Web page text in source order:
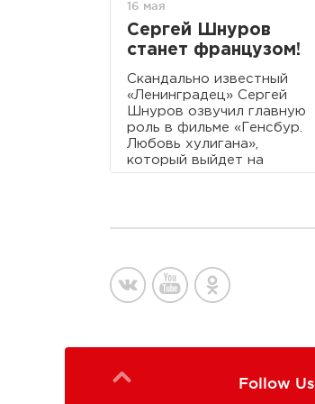
16 мая
Сергей Шнуров
станет французом!
Скандально известный
«Ленинградец» Сергей
Шнуров озвучил главную
роль в фильме «Генсбур.
Любовь хулигана»,
который выйдет на
экраны кинотеатров этим
Follow Us